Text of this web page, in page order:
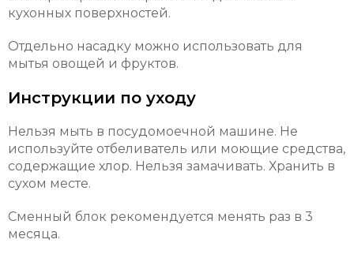
кухонных поверхностей.
Отдельно насадку можно использовать для
мытья овощей и фруктов.
Инструкции по уходу
Нельзя мыть в посудомоечной машине. Не
используйте отбеливатель или моющие средства,
содержащие хлор. Нельзя замачивать. Хранить в
сухом месте.
Сменный блок рекомендуется менять раз в 3
месяца.